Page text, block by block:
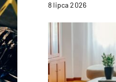
8 lipca 2026